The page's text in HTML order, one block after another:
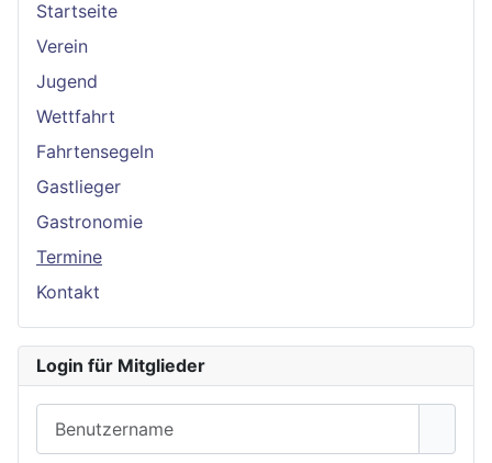
Startseite
Verein
Jugend
Wettfahrt
Fahrtensegeln
Gastlieger
Gastronomie
Termine
Kontakt
Login für Mitglieder